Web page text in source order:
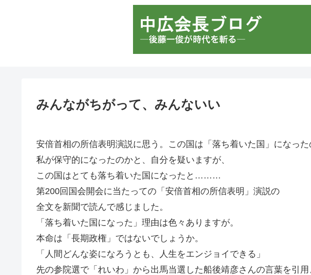
みんながちがって、みんないい
安倍首相の所信表明演説に思う。この国は「落ち着いた国」になった
私が保守的になったのかと、自分を疑いますが、
この国はとても落ち着いた国になったと………
第200回国会開会に当たっての「安倍首相の所信表明」演説の
全文を新聞で読んで感じました。
「落ち着いた国になった」理由は色々ありますが。
本命は「長期政権」ではないでしょうか。
「人間どんな姿になろうとも、人生をエンジョイできる」
先の参院選で「れいわ」から出馬当選した船後靖彦さんの言葉を引用